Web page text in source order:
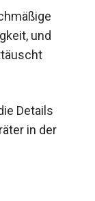
und
Details
in der